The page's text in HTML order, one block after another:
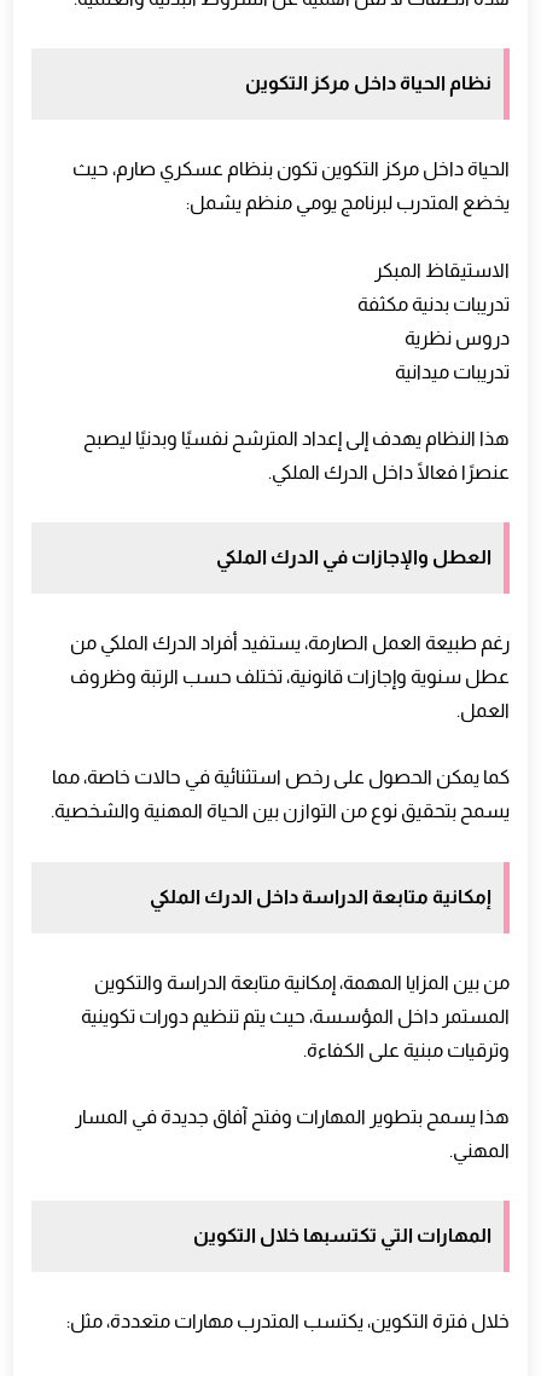
نظام الحياة داخل مركز التكوين
الحياة داخل مركز التكوين تكون بنظام عسكري صارم، حيث
يخضع المتدرب لبرنامج يومي منظم يشمل:
الاستيقاظ المبكر
تدريبات بدنية مكثفة
دروس نظرية
تدريبات ميدانية
هذا النظام يهدف إلى إعداد المترشح نفسيًا وبدنيًا ليصبح
عنصرًا فعالًا داخل الدرك الملكي.
العطل والإجازات في الدرك الملكي
رغم طبيعة العمل الصارمة، يستفيد أفراد الدرك الملكي من
عطل سنوية وإجازات قانونية، تختلف حسب الرتبة وظروف
العمل.
كما يمكن الحصول على رخص استثنائية في حالات خاصة، مما
يسمح بتحقيق نوع من التوازن بين الحياة المهنية والشخصية.
إمكانية متابعة الدراسة داخل الدرك الملكي
من بين المزايا المهمة، إمكانية متابعة الدراسة والتكوين
المستمر داخل المؤسسة، حيث يتم تنظيم دورات تكوينية
وترقيات مبنية على الكفاءة.
هذا يسمح بتطوير المهارات وفتح آفاق جديدة في المسار
المهني.
المهارات التي تكتسبها خلال التكوين
خلال فترة التكوين، يكتسب المتدرب مهارات متعددة، مثل: